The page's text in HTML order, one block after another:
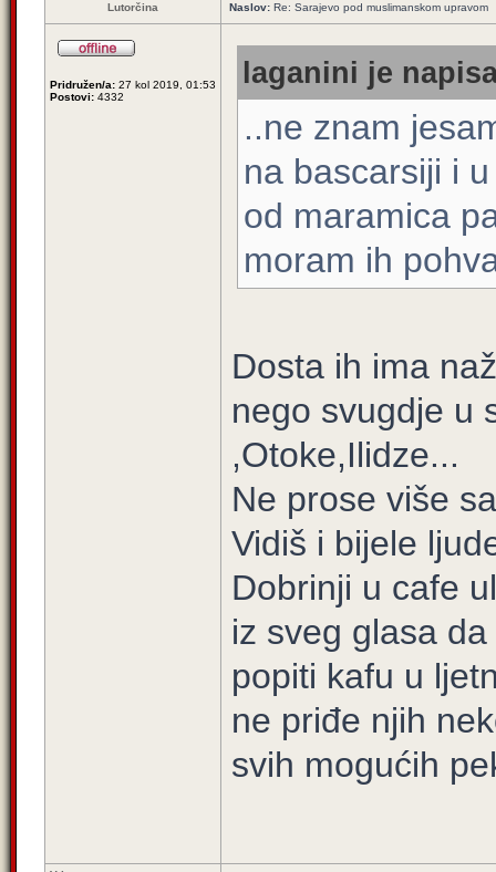
Lutorčina Naslov: Re: Sarajevo pod muslimanskom upravom
Pridružen/a: 27 kol 2019, 01:53
Postovi: 4332
laganini je
..ne znam
na bascarsiji i
od maramica
moram ih
Dosta ih ima
nego svugdje u
,Otoke,Ilidze...
Ne prose više
Vidiš i bijele
Dobrinji u cafe
iz sveg glasa
popiti kafu u
ne priđe njih
svih mogućih